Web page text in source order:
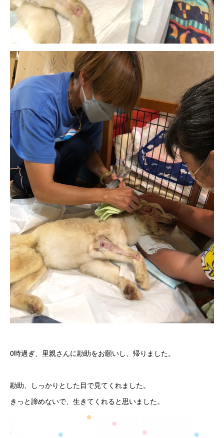
0時過ぎ、里親さんに勘助をお願いし、帰りました。
勘助、しっかりとした目で見てくれました。
きっと諦めないで、生きてくれると思いました。